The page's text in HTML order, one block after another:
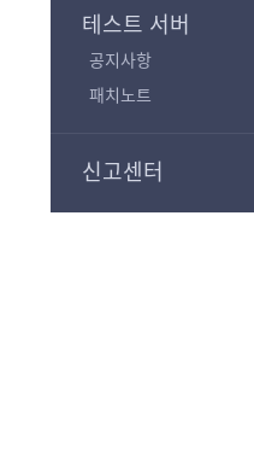
테스트 서버
공지사항
패치노트
신고센터